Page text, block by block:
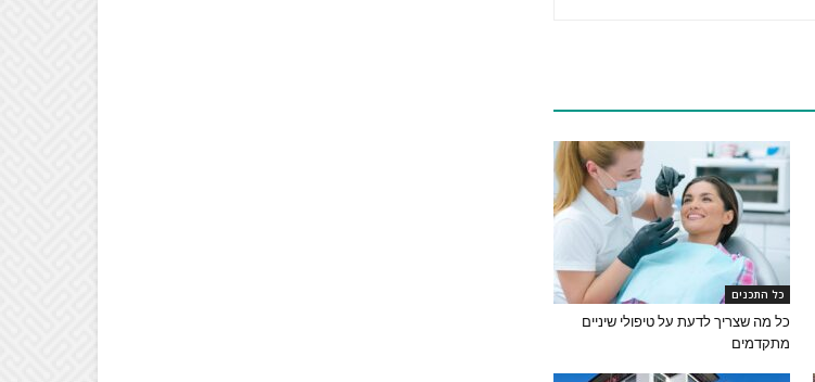
כל התכנים
כל מה שצריך לדעת על טיפולי שיניים
מתקדמים